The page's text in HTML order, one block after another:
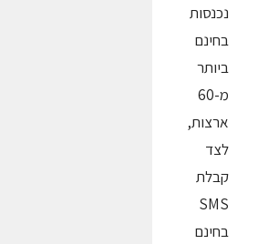
נכנסות
בחינם
ביותר
מ-60
ארצות,
לצד
קבלת
SMS
בחינם